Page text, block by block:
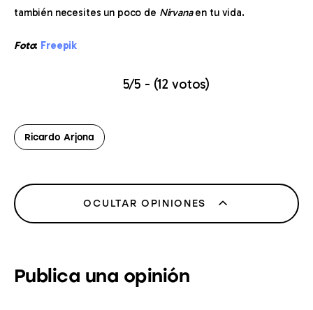
también necesites un poco de Nirvana en tu vida.
Foto: Freepik
5/5 - (12 votos)
Ricardo Arjona
OCULTAR OPINIONES
Publica una opinión